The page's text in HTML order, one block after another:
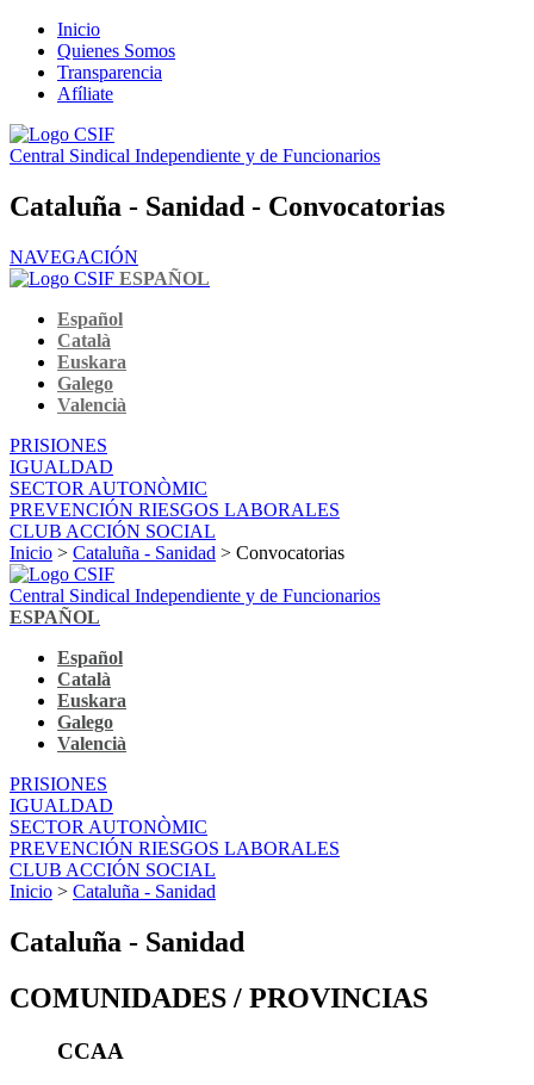
Inicio
Quienes Somos
Transparencia
Afíliate
Central Sindical Independiente y de Funcionarios
Cataluña - Sanidad - Convocatorias
NAVEGACIÓN
ESPAÑOL
Español
Català
Euskara
Galego
Valencià
PRISIONES
IGUALDAD
SECTOR AUTONÒMIC
PREVENCIÓN RIESGOS LABORALES
CLUB ACCIÓN SOCIAL
Inicio > Cataluña - Sanidad > Convocatorias
Central Sindical Independiente y de Funcionarios
ESPAÑOL
Español
Català
Euskara
Galego
Valencià
PRISIONES
IGUALDAD
SECTOR AUTONÒMIC
PREVENCIÓN RIESGOS LABORALES
CLUB ACCIÓN SOCIAL
Inicio > Cataluña - Sanidad
Cataluña - Sanidad
COMUNIDADES / PROVINCIAS
CCAA